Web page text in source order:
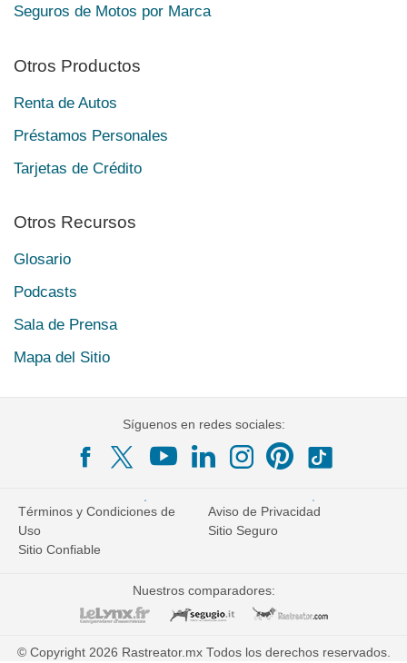
Seguros de Motos por Marca
Otros Productos
Renta de Autos
Préstamos Personales
Tarjetas de Crédito
Otros Recursos
Glosario
Podcasts
Sala de Prensa
Mapa del Sitio
Síguenos en redes sociales:
Términos y Condiciones de
Uso
Aviso de Privacidad
Sitio Seguro
Sitio Confiable
Nuestros comparadores:
© Copyright 2026 Rastreator.mx Todos los derechos reservados.